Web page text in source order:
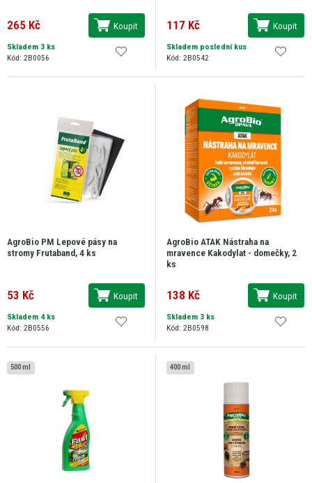
265 Kč Koupit
Skladem 3 ks
Kód: 2B0056
117 Kč Koupit
Skladem poslední kus
Kód: 2B0542
AgroBio PM Lepové pásy na
stromy Frutaband, 4 ks
53 Kč Koupit
Skladem 4 ks
Kód: 2B0556
AgroBio ATAK Nástraha na
mravence Kakodylat - domečky, 2
ks
138 Kč Koupit
Skladem 3 ks
Kód: 2B0598
500 ml 400 ml